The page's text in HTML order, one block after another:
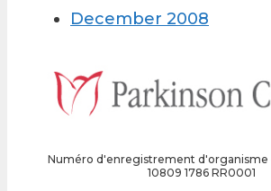
December 2008
Numéro d'enregistrement d'organisme
10809 1786 RR0001